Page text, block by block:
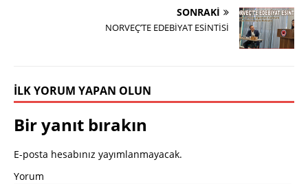
SONRAKI
NORVEÇ’TE EDEBİYAT ESİNTİSİ
İLK YORUM YAPAN OLUN
Bir yanıt bırakın
E-posta hesabınız yayımlanmayacak.
Yorum